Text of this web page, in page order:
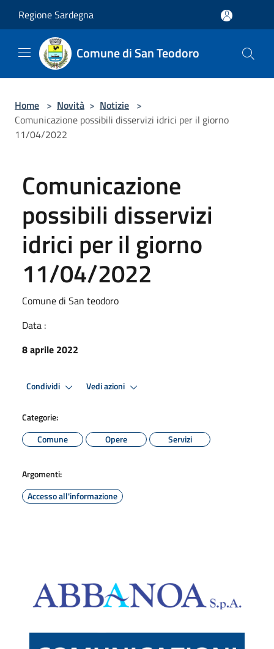
Regione Sardegna
Comune di San Teodoro
Home > Novità > Notizie >
Comunicazione possibili disservizi idrici per il giorno
11/04/2022
Comunicazione
possibili disservizi
idrici per il giorno
11/04/2022
Comune di San teodoro
Data :
8 aprile 2022
Condividi Vedi azioni
Categorie:
Comune
Opere Servizi
Argomenti:
Accesso all'informazione